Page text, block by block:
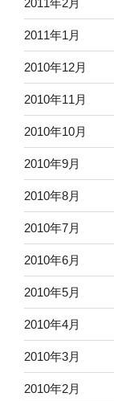
2011年1月
2010年12月
2010年11月
2010年10月
2010年9月
2010年8月
2010年7月
2010年6月
2010年5月
2010年4月
2010年3月
2010年2月